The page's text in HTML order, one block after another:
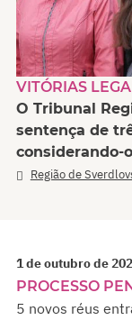
VITÓRIAS
O Tribunal
sentença de
considerando-
Região de
1 de outubro de
PROCESSO
5 novos réus